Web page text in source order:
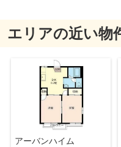
エリアの近い物
アーバンハイム